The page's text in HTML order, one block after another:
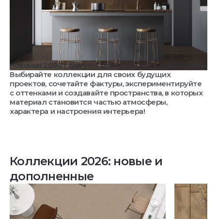
Новинки 2026 года уже доступны на складах Estima.
Выбирайте коллекции для своих будущих
проектов, сочетайте фактуры, экспериментируйте
с оттенками и создавайте пространства, в которых
материал становится частью атмосферы,
характера и настроения интерьера!
Коллекции 2026: новые и
дополненные